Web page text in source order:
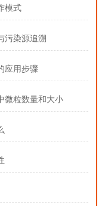
模式
污染源追溯
应用步骤
微粒数量和大小